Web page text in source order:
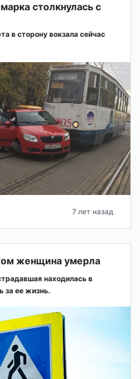
столкнулась с
в сторону вокзала сейчас
7 лет назад
женщина умерла
находилась в
за ее жизнь.